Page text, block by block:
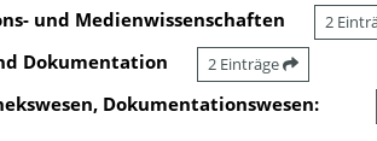
und Medienwissenschaften
2
Dokumentation 2 Einträge
Dokumentationswesen: